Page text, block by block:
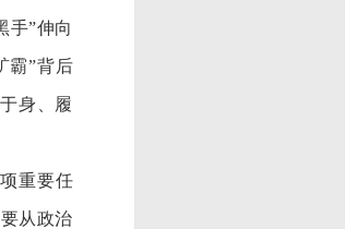
手”伸向
霸”背后
身、履
重要任
从政治